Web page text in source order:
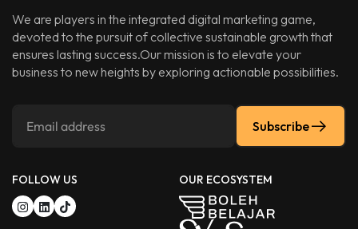
We are players in the integrated digital marketing game,
devoted to the pursuit of collective sustainable growth that
ensures lasting success.Our mission is to elevate your
business to new heights by exploring actionable possibilities.
Subscribe
FOLLOW US OUR ECOSYSTEM